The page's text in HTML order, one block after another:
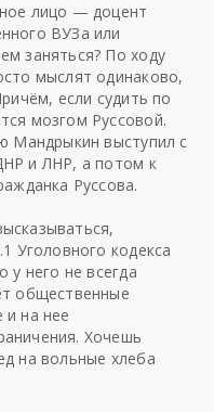
лицо — доцент
ВУЗа или
заняться? По ходу
мыслят одинаково,
если судить по
мозгом Руссовой.
Мандрыкин выступил с
и ЛНР, а потом к
Руссова.
Уголовного кодекса
у него не всегда
общественные
и на нее
Хочешь
на вольные хлеба